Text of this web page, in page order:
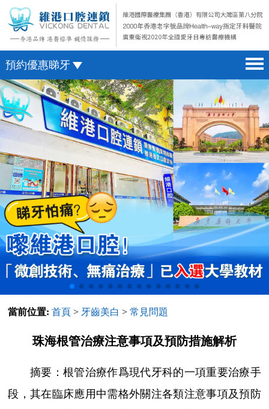
預約優惠睇牙
首頁 home page
醫院簡介 hospital introduction
醫生介紹 doctor introduction
醫療新聞 medical news
種植牙 dental implant
箍牙 orthodontics
收費標準 change standard
預約牙醫 contact us
澳門電話預約
微信預約
WhatsApp預約
當前位置: 首頁 > 牙齒美白 >常見問題
珠海根管治療注意事項及預防措施解析
摘要：根管治療作爲現代牙科的一項重要治療手
段，其在臨床應用中需格外關注各類注意事項及預防